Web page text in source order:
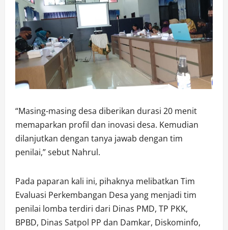
“Masing-masing desa diberikan durasi 20 menit
memaparkan profil dan inovasi desa. Kemudian
dilanjutkan dengan tanya jawab dengan tim
penilai,” sebut Nahrul.
Pada paparan kali ini, pihaknya melibatkan Tim
Evaluasi Perkembangan Desa yang menjadi tim
penilai lomba terdiri dari Dinas PMD, TP PKK,
BPBD, Dinas Satpol PP dan Damkar, Diskominfo,